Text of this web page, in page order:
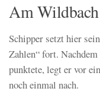
Am Wildbach
Schipper setzt hier
Zahlen“ fort.
punktete, legt er vor
noch einmal nach.